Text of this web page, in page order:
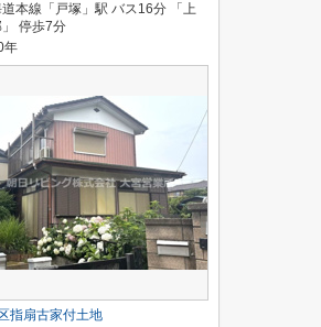
本線「戸塚」駅 バス16分 「上
停歩7分
年
指扇古家付土地